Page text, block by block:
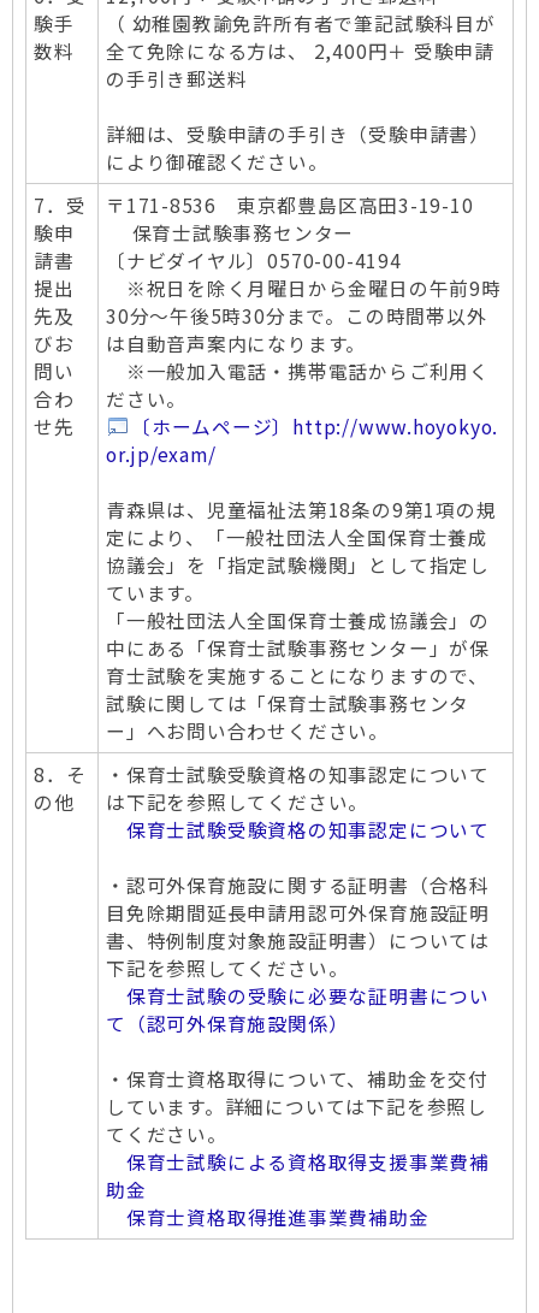
験手
数料
（ 幼稚園教諭免許所有者で筆記試験科目が
全て免除になる方は、 2,400円＋ 受験申請
の手引き郵送料
詳細は、受験申請の手引き（受験申請書）
により御確認ください。
7．受
験申
請書
提出
先及
びお
問い
合わ
せ先
〒171-8536 東京都豊島区高田3-19-10
保育士試験事務センター
〔ナビダイヤル〕0570-00-4194
※祝日を除く月曜日から金曜日の午前9時
30分～午後5時30分まで。この時間帯以外
は自動音声案内になります。
※一般加入電話・携帯電話からご利用く
ださい。
〔ホームページ〕http://www.hoyokyo.
or.jp/exam/
青森県は、児童福祉法第18条の9第1項の規
定により、「一般社団法人全国保育士養成
協議会」を「指定試験機関」として指定し
ています。
「一般社団法人全国保育士養成協議会」の
中にある「保育士試験事務センター」が保
育士試験を実施することになりますので、
試験に関しては「保育士試験事務センタ
ー」へお問い合わせください。
8．そ
の他
・保育士試験受験資格の知事認定について
は下記を参照してください。
保育士試験受験資格の知事認定について
・認可外保育施設に関する証明書（合格科
目免除期間延長申請用認可外保育施設証明
書、特例制度対象施設証明書）については
下記を参照してください。
保育士試験の受験に必要な証明書につい
て（認可外保育施設関係）
・保育士資格取得について、補助金を交付
しています。詳細については下記を参照し
てください。
保育士試験による資格取得支援事業費補
助金
保育士資格取得推進事業費補助金